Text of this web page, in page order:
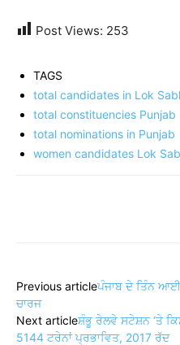
Post Views: 253
TAGS
total candidates in Lok
total constituencies Punjab
total nominations in Punjab
women candidates Lok
Previous articleਪੰਜਾਬ ਦੇ ਤਿੰਨ
ਚਾਰਜ
Next articleਸ਼ੰਭੂ ਰੇਲਵੇ ਸਟੇਸ਼ਨ ‘ਤੇ
5144 ਟਰੇਨਾਂ ਪ੍ਰਭਾਵਿਤ, 2017 ਰੱਦ